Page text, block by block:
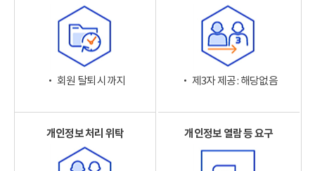
‧ 회원 탈퇴 시까지 ‧ 제3자 제공 : 해당없음
개인정보 처리 위탁 개인정보 열람 등 요구